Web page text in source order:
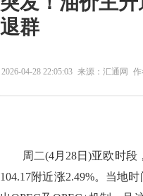
退群
2026-04-28 22:05:03 来源：汇通网 作
周二(4月28日)亚欧时段
104.17附近涨2.49%。当地